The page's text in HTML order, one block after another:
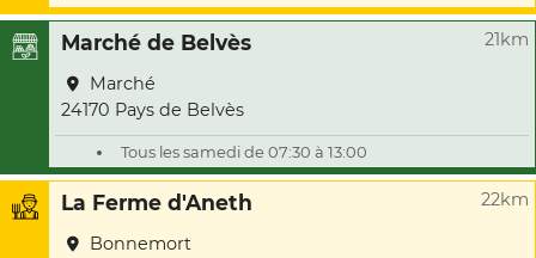
Marché de Belvès 21km
Marché
24170 Pays de Belvès
Tous les samedi de 07:30 à 13:00
La Ferme d'Aneth 22km
Bonnemort